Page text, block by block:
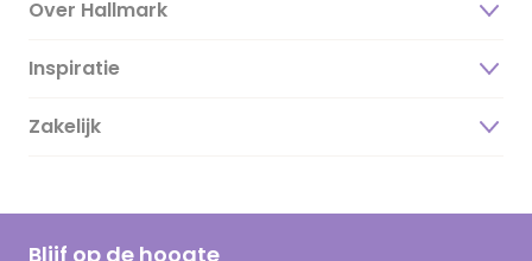
Over Hallmark
Over ons
Duurzaamheid
Hallmark Kaartclub
Inspiratie
Magazine
Cadeau inspiratie
Zakelijk
Blijf op de hoogte